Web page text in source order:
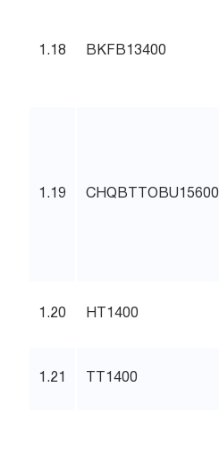
1.18 BKFB13400
1.19 CHQBTTOBU15600
1.20 HT1400
1.21 TT1400